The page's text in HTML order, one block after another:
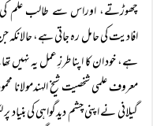
چھوڑتے، اوراس سے طالب علم کی
افادیت کی حامل رہ جاتی ہے، حالانکہ جن
ہے، خود ان کا اپنا طرزِ عمل یہ
معروف علمی شخصیت شیخ الہندمولانا
گیلانی نے اپنی چشم دیدگواہی کی